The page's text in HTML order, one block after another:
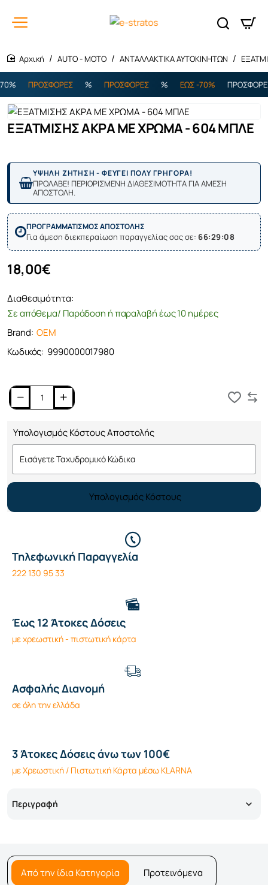
AUTO - MOTO ΑΝΤΑΛΛΑΚΤΙΚΑ ΑΥΤΟΚΙΝΗΤΩΝ
ΠΡΟΣΦΟΡΕΣ ΠΡΟΣΦΟΡΕΣ ΕΩΣ -70% ΠΡΟΣΦΟΡΕΣ
ΕΞΑΤΜΙΣΗΣ ΑΚΡΑ ΜΕ ΧΡΩΜΑ - 604 ΜΠΛΕ
ΥΨΗΛΗ ΖΗΤΗΣΗ - ΦΕΥΓΕΙ ΠΟΛΥ ΓΡΗΓΟΡΑ!
ΠΡΟΛΑΒΕ! ΠΕΡΙΟΡΙΣΜΕΝΗ ΔΙΑΘΕΣΙΜΟΤΗΤΑ ΓΙΑ ΑΜΕΣΗ
ΑΠΟΣΤΟΛΗ.
ΠΡΟΓΡΑΜΜΑΤΙΣΜΟΣ ΑΠΟΣΤΟΛΗΣ
Για άμεση διεκπεραίωση παραγγελίας σας σε: 66:29:08
Διαθεσιμότητα:
Σε απόθεμα/ Παράδοση ή παραλαβή έως 10 ημέρες
Brand: OEM
Κωδικός: 9990000017980
18,00€
Υπολογισμός Κόστους Αποστολής
Υπολογισμός Κόστους
Τηλεφωνική Παραγγελία
222 130 95 33
Έως 12 Άτοκες Δόσεις
με χρεωστική - πιστωτική κάρτα
Ασφαλής Διανομή
σε όλη την ελλάδα
3 Άτοκες Δόσεις άνω των 100€
με Χρεωστική / Πιστωτική Κάρτα μέσω KLARNA
Περιγραφή
Από την ίδια Κατηγορία Προτεινόμενα